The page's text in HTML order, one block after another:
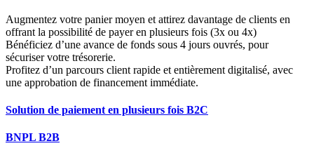
Augmentez votre panier moyen et attirez davantage de clients en
offrant la possibilité de payer en plusieurs fois (3x ou 4x)
Bénéficiez d’une avance de fonds sous 4 jours ouvrés, pour
sécuriser votre trésorerie.
Profitez d’un parcours client rapide et entièrement digitalisé, avec
une approbation de financement immédiate.
Solution de paiement en plusieurs fois B2C
BNPL B2B